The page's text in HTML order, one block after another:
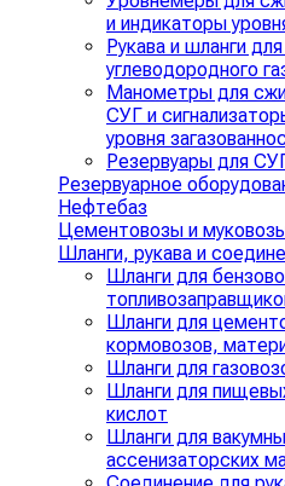
и индикаторы
Рукава и шланги
углеводородного
Манометры для
СУГ и
уровня
Резервуары для
Резервуарное
Нефтебаз
Цементовозы и
Шланги, рукава и
Шланги для
Шланги для
кормовозов,
Шланги для
Шланги для
кислот
Шланги для
ассенизаторских